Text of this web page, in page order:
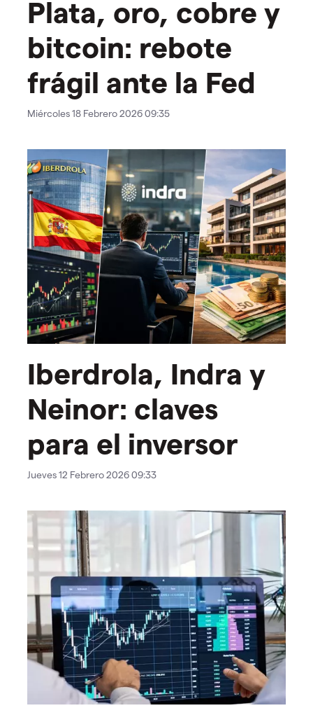
Plata, oro, cobre y
bitcoin: rebote
frágil ante la Fed
Miércoles 18 Febrero 2026 09:35
Iberdrola, Indra y
Neinor: claves
para el inversor
Jueves 12 Febrero 2026 09:33